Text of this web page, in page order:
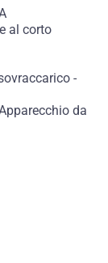
al corto
-
da